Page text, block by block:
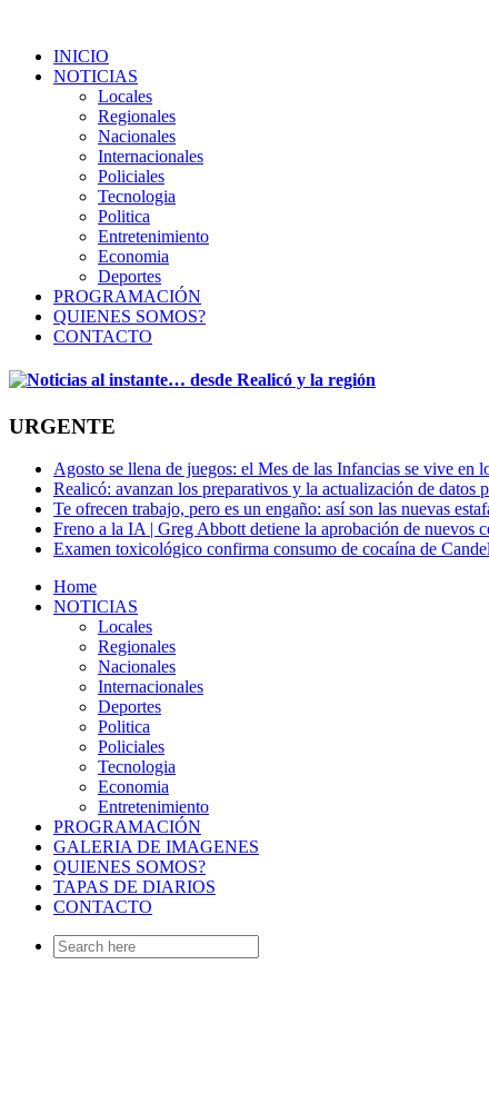
INICIO
NOTICIAS
Locales
Regionales
Nacionales
Internacionales
Policiales
Tecnologia
Politica
Entretenimiento
Economia
Deportes
PROGRAMACIÓN
QUIENES SOMOS?
CONTACTO
URGENTE
Agosto se llena de juegos: el Mes de las Infancias se vive en
Realicó: avanzan los preparativos y la actualización de datos
Te ofrecen trabajo, pero es un engaño: así son las nuevas
Freno a la IA | Greg Abbott detiene la aprobación de nuevos
Examen toxicológico confirma consumo de cocaína de
Home
NOTICIAS
Locales
Regionales
Nacionales
Internacionales
Deportes
Politica
Policiales
Tecnologia
Economia
Entretenimiento
PROGRAMACIÓN
GALERIA DE IMAGENES
QUIENES SOMOS?
TAPAS DE DIARIOS
CONTACTO
Search
for: